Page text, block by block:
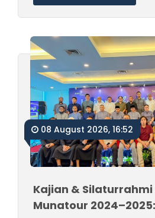
08 August 2026, 16:52
Kajian & Silaturrahmi
Munatour 2024–2025: